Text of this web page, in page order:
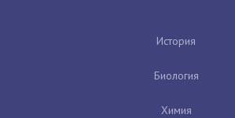
История
Биология
Химия